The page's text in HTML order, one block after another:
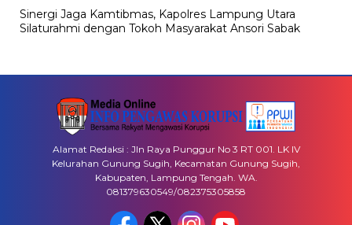
Sinergi Jaga Kamtibmas, Kapolres Lampung Utara
Silaturahmi dengan Tokoh Masyarakat Ansori Sabak
Alamat Redaksi : Jln Raya Punggur No 3 RT 001. LK IV
Kelurahan Gunung Sugih, Kecamatan Gunung Sugih,
Kabupaten, Lampung Tengah. WA.
081379630549/082375305858